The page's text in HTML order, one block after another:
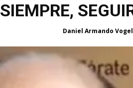
SIEMPRE,
Daniel Armando Vogel